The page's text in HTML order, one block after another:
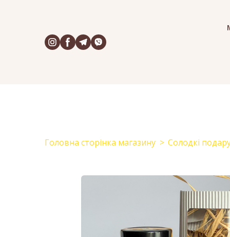
Головна сторінка магазину Солодкі